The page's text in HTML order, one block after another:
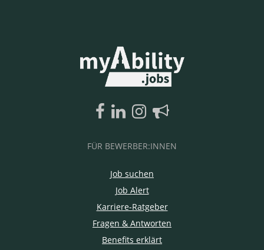
FÜR BEWERBER:INNEN
Job suchen
Job Alert
Karriere-Ratgeber
Fragen & Antworten
Benefits erklärt